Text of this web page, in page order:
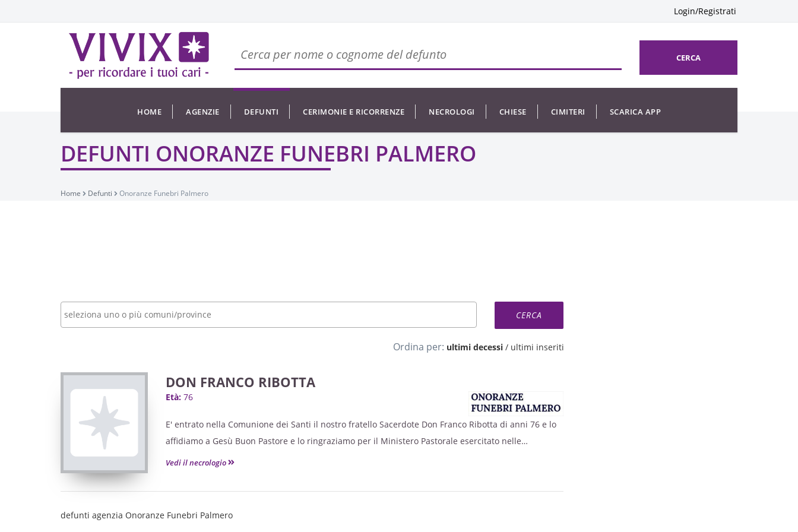
Login/Registrati
CERCA
HOME AGENZIE DEFUNTI CERIMONIE E RICORRENZE NECROLOGI CHIESE CIMITERI SCARICA APP
DEFUNTI ONORANZE FUNEBRI PALMERO
Home Defunti Onoranze Funebri Palmero
Ordina per: ultimi decessi/ ultimi inseriti
DON FRANCO RIBOTTA
Età: 76
E' entrato nella Comunione dei Santi il nostro fratello Sacerdote Don Franco Ribotta di anni 76 e lo
affidiamo a Gesù Buon Pastore e lo ringraziamo per il Ministero Pastorale esercitato nelle
parrocchie di Bagnolo Piemonte, Villanovetta, Piasco e di Envie. Ne danno il doloroso annuncio: il
fedeli delle varie comunità, il fratello Pietro, le sorelle Pasqualina ed Angela, i nipoti, pronipoti,
Vedi il necrologio
defunti agenzia Onoranze Funebri Palmero